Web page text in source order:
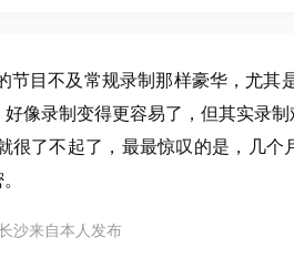
节目不及常规录制那样豪华，尤
像录制变得更容易了，但其实录
很了不起了，最最惊叹的是，几
沙来自本人发布